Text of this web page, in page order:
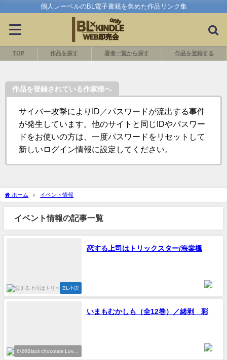
個人レーベルのBL電子書籍を集めた作品リンク集
TOP 作品を探す 著者一覧から探す 作品を登録する
作品を登録されている作家様へ
サイバー攻撃によりID／パスワードが流出する事件
が発生しています。他のサイトと同じIDやパスワー
ドをお使いの方は、一度パスワードをリセットして
新しいログイン情報に設定してください。
ホーム イベント情報
イベント情報の記事一覧
BL小説
恋する上司はトリックスター/海棠楓
6/26Black chocolate Love
いまもむかしも（全12巻）／緒剥 彩